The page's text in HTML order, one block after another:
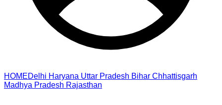
HOMEDelhi Haryana Uttar Pradesh Bihar Chhattisgarh
Madhya Pradesh Rajasthan